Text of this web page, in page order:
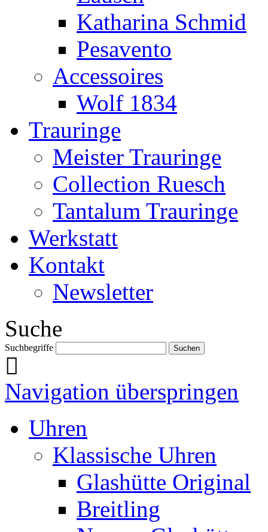
Katharina Schmid
Pesavento
Accessoires
Wolf 1834
Trauringe
Meister Trauringe
Collection Ruesch
Tantalum Trauringe
Werkstatt
Kontakt
Newsletter
Suche
Suchbegriffe
Navigation überspringen
Uhren
Klassische Uhren
Glashütte Original
Breitling